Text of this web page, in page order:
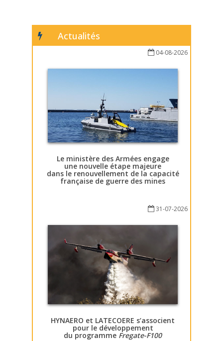
Actualités
04-08-2026
Le ministère des Armées engage
une nouvelle étape majeure
dans le renouvellement de la capacité
française de guerre des mines
31-07-2026
HYNAERO et LATECOERE s’associent
pour le développement
du programme Fregate-F100